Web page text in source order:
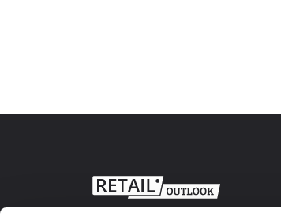
© RETAIL OUTLOOK 2020